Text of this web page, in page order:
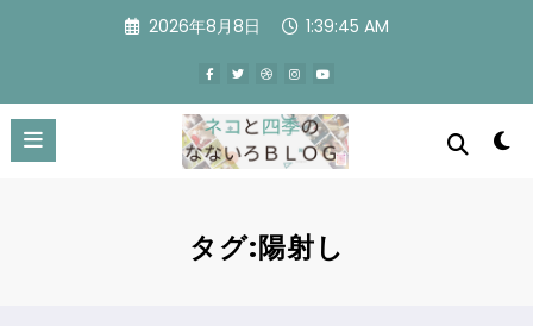
ツ
へ
キ
2026年8月8日 1:39:45 AM
タグ:陽射し